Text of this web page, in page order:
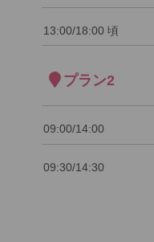
13:00/18:00 頃
プラン2
09:00/14:00
09:30/14:30